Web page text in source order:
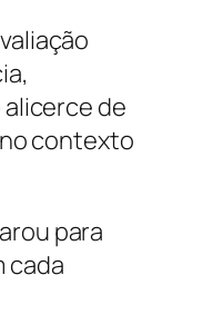
de
contexto
para
cada